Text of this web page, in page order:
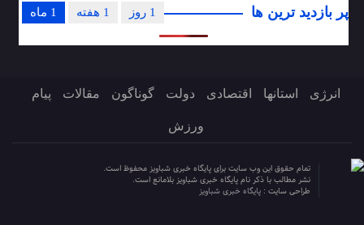
پر بازدید ترین ها 1 ماه 1 هفته 1 روز
انرژی استانها اقتصادی دولت گوناگون مقالات پیام
ورزش
تمام حقوق این وب سایت برای پایگاه خبری شباویز محفوظ است.
نشر مطالب با ذکر نام پایگاه خبری شباویز بلامانع است.
طراحی سایت : پایگاه خبری شباویز